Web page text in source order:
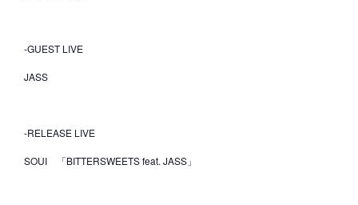
-GUEST LIVE
JASS
-RELEASE LIVE
SOUI 「BITTERSWEETS feat. JASS」